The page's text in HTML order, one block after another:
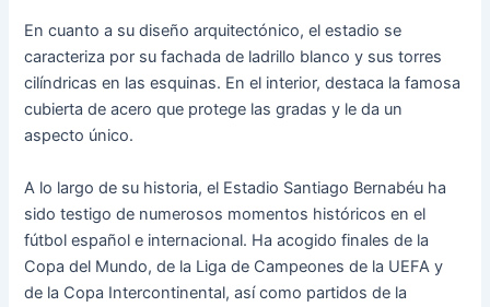
En cuanto a su diseño arquitectónico, el estadio se
caracteriza por su fachada de ladrillo blanco y sus torres
cilíndricas en las esquinas. En el interior, destaca la famosa
cubierta de acero que protege las gradas y le da un
aspecto único.
A lo largo de su historia, el Estadio Santiago Bernabéu ha
sido testigo de numerosos momentos históricos en el
fútbol español e internacional. Ha acogido finales de la
Copa del Mundo, de la Liga de Campeones de la UEFA y
de la Copa Intercontinental, así como partidos de la